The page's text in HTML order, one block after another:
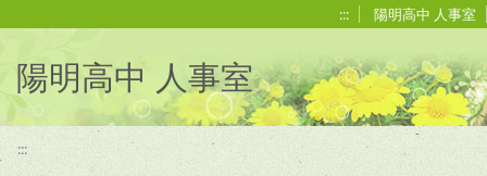
::: 陽明高中 人事室
陽明高中 人事室
:::